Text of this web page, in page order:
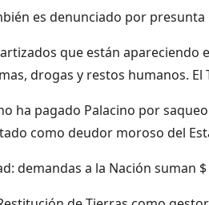
es denunciado por
que están
drogas y restos humanos. El
ha pagado Palacino por
como deudor moroso del
demandas a la Nación suman